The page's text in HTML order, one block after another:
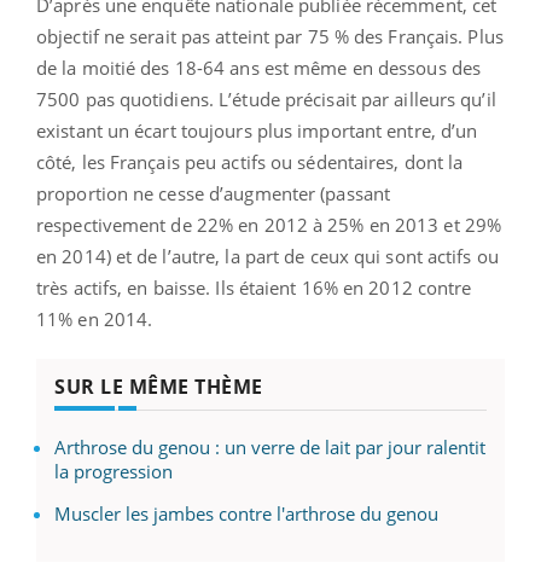
D’après une enquête nationale publiée récemment, cet
objectif ne serait pas atteint par 75 % des Français. Plus
de la moitié des 18-64 ans est même en dessous des
7500 pas quotidiens. L’étude précisait par ailleurs qu’il
existant un écart toujours plus important entre, d’un
côté, les Français peu actifs ou sédentaires, dont la
proportion ne cesse d’augmenter (passant
respectivement de 22% en 2012 à 25% en 2013 et 29%
en 2014) et de l’autre, la part de ceux qui sont actifs ou
très actifs, en baisse. Ils étaient 16% en 2012 contre
11% en 2014.
SUR LE MÊME THÈME
Arthrose du genou : un verre de lait par jour ralentit
la progression
Muscler les jambes contre l'arthrose du genou